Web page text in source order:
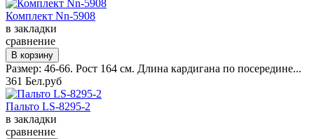
Комплект Nn-5908
в закладки
сравнение
Размер: 46-66. Рост 164 см. Длина кардигана по посередине...
361 Бел.руб
Пальто LS-8295-2
в закладки
сравнение